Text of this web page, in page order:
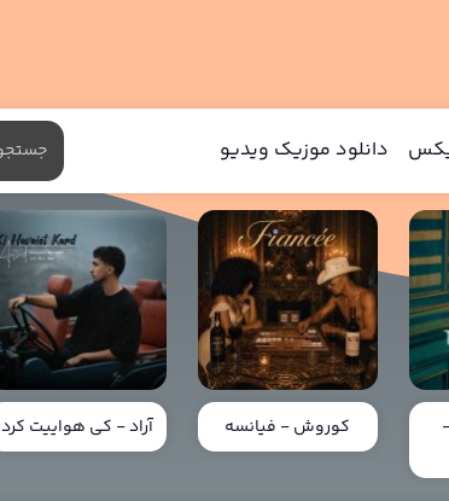
دانلود موزیک ویدیو
کوروش - فیانسه آراد - کی هواییت کرد